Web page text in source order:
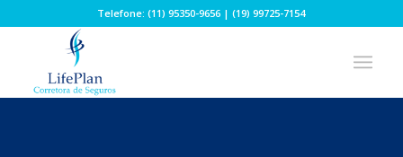
Telefone: (11) 95350-9656 | (19) 99725-7154